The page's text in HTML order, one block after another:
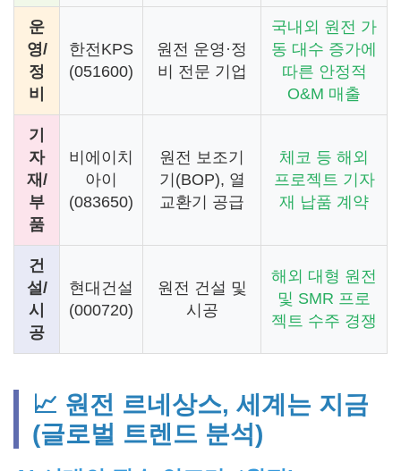
운
영/
정
비
한전KPS
(051600)
원전 운영·정
비 전문 기업
국내외 원전 가
동 대수 증가에
따른 안정적
O&M 매출
기
자
재/
부
품
비에이치
아이
(083650)
원전 보조기
기(BOP), 열
교환기 공급
체코 등 해외
프로젝트 기자
재 납품 계약
건
설/
시
공
현대건설
(000720)
원전 건설 및
시공
해외 대형 원전
및 SMR 프로
젝트 수주 경쟁
📈 원전 르네상스, 세계는 지금
(글로벌 트렌드 분석)